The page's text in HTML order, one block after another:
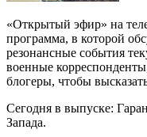
«Открытый эфир» на
программа, в которой
резонансные события
военные
блогеры, чтобы
Сегодня в выпуске:
Запада.